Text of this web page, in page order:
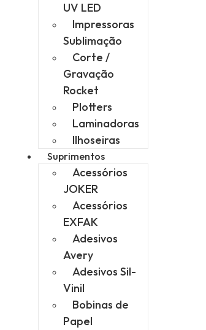
UV LED
Impressoras
Sublimação
Corte /
Gravação
Rocket
Plotters
Laminadoras
Ilhoseiras
Suprimentos
Acessórios
JOKER
Acessórios
EXFAK
Adesivos
Avery
Adesivos Sil-
Vinil
Bobinas de
Papel